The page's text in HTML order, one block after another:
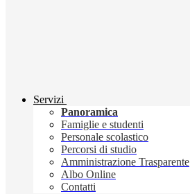
Servizi
Panoramica
Famiglie e studenti
Personale scolastico
Percorsi di studio
Amministrazione Trasparente
Albo Online
Contatti